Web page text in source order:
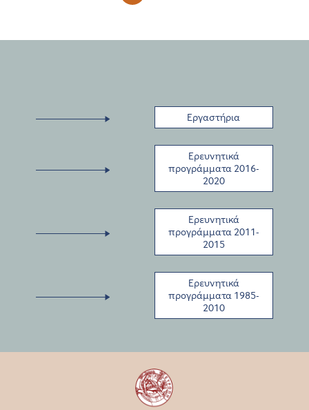
Εργαστήρια
Ερευνητικά
προγράμματα 2016-
2020
Ερευνητικά
προγράμματα 2011-
2015
Ερευνητικά
προγράμματα 1985-
2010